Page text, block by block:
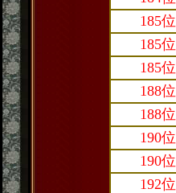
185位
185位
185位
188位
188位
190位
190位
192位